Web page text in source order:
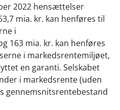
2022 hensættelser
mia. kr. kan henføres til
i
163 mia. kr. kan henføres
i markedsrentemiljøet,
en garanti. Selskabet
i markedsrente (uden
gennemsnitsrentebestand